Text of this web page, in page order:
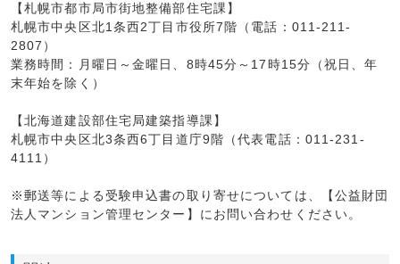
【札幌市都市局市街地整備部住宅課】
札幌市中央区北1条西2丁目市役所7階（電話：011-211-
2807）
業務時間：月曜日～金曜日、8時45分～17時15分（祝日、年
末年始を除く）
【北海道建設部住宅局建築指導課】
札幌市中央区北3条西6丁目道庁9階（代表電話：011-231-
4111）
※郵送等による受験申込書の取り寄せについては、【公益財団
法人マンション管理センター】にお問い合わせください。